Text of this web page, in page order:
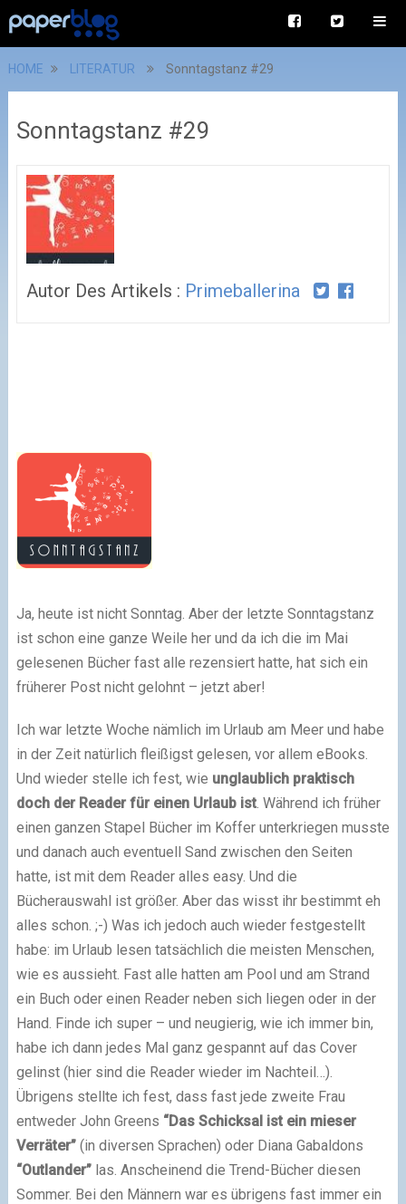
HOME LITERATUR Sonntagstanz #29
Sonntagstanz #29
Autor Des Artikels : Primeballerina
Ja, heute ist nicht Sonntag. Aber der letzte Sonntagstanz
ist schon eine ganze Weile her und da ich die im Mai
gelesenen Bücher fast alle rezensiert hatte, hat sich ein
früherer Post nicht gelohnt – jetzt aber!
Ich war letzte Woche nämlich im Urlaub am Meer und habe
in der Zeit natürlich fleißigst gelesen, vor allem eBooks.
Und wieder stelle ich fest, wie unglaublich praktisch
doch der Reader für einen Urlaub ist. Während ich früher
einen ganzen Stapel Bücher im Koffer unterkriegen musste
und danach auch eventuell Sand zwischen den Seiten
hatte, ist mit dem Reader alles easy. Und die
Bücherauswahl ist größer. Aber das wisst ihr bestimmt eh
alles schon. ;-) Was ich jedoch auch wieder festgestellt
habe: im Urlaub lesen tatsächlich die meisten Menschen,
wie es aussieht. Fast alle hatten am Pool und am Strand
ein Buch oder einen Reader neben sich liegen oder in der
Hand. Finde ich super – und neugierig, wie ich immer bin,
habe ich dann jedes Mal ganz gespannt auf das Cover
gelinst (hier sind die Reader wieder im Nachteil…).
Übrigens stellte ich fest, dass fast jede zweite Frau
entweder John Greens “Das Schicksal ist ein mieser
Verräter”(in diversen Sprachen) oder Diana Gabaldons
“Outlander”las. Anscheinend die Trend-Bücher diesen
Sommer. Bei den Männern war es übrigens fast immer ein